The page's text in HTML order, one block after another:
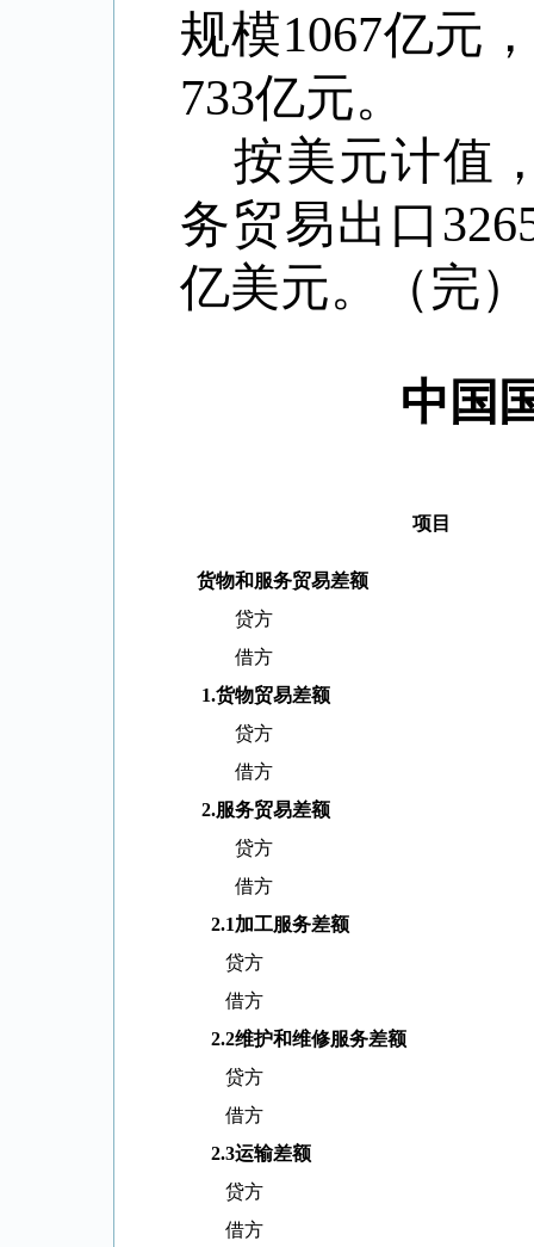
规模1067亿元
733亿元。
按美元计值
务贸易出口
亿美元。（完）
中国
项目
货物和服务贸易差额
贷方
借方
1.货物贸易差额
贷方
借方
2.服务贸易差额
贷方
借方
2.1加工服务差额
贷方
借方
2.2维护和维修服务差额
贷方
借方
2.3运输差额
贷方
借方